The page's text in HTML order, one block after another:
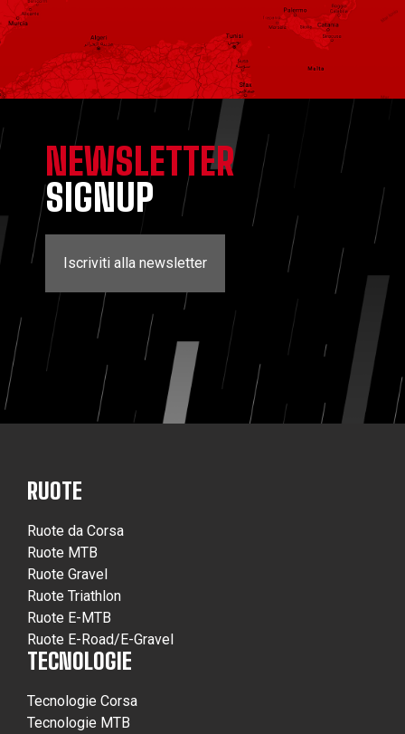
NEWSLETTER
SIGNUP
Iscriviti alla newsletter
RUOTE
Ruote da Corsa
Ruote MTB
Ruote Gravel
Ruote Triathlon
Ruote E-MTB
Ruote E-Road/E-Gravel
TECNOLOGIE
Tecnologie Corsa
Tecnologie MTB